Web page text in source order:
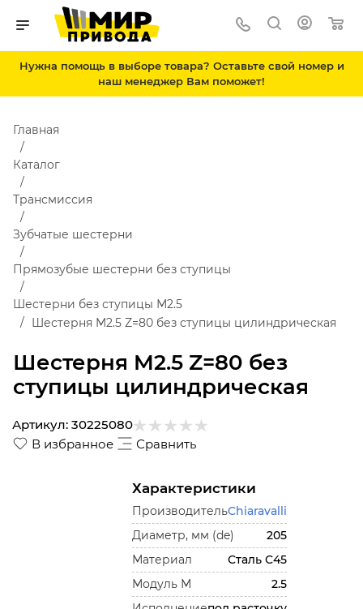
Нужна помощь в выборе товара? Оставьте свой номер и
наш менеджер Вам поможет!
Шестерня M2.5 Z=80 без
ступицы цилиндрическая
Главная
Каталог
Трансмиссия
Зубчатые шестерни
Прямозубые шестерни без ступицы
Шестерни без ступицы М2.5
Шестерня M2.5 Z=80 без ступицы цилиндрическая
В избранное Сравнить
Артикул: 30225080
Характеристики
ПроизводительChiaravalli
Диаметр, мм (de)
205
Материал
Сталь С45
Модуль М
2.5